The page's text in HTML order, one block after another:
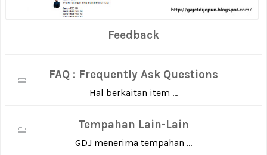
Feedback
FAQ : Frequently Ask Questions
Hal berkaitan item ...
Tempahan Lain-Lain
GDJ menerima tempahan ...